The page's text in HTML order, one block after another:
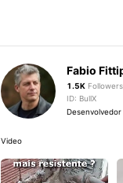
Fabio
1.5K
ID: BullX
Video